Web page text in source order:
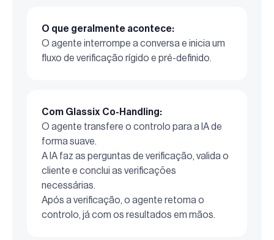
O que geralmente acontece:
O agente interrompe a conversa e inicia um
fluxo de verificação rígido e pré-definido.
Com Glassix Co-Handling:
O agente transfere o controlo para a IA de
forma suave.
A IA faz as perguntas de verificação, valida o
cliente e conclui as verificações
necessárias.
Após a verificação, o agente retoma o
controlo, já com os resultados em mãos.